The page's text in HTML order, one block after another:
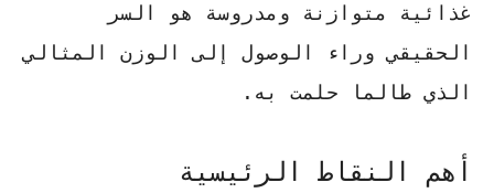
غذائية متوازنة ومدروسة هو السر
الحقيقي وراء الوصول إلى الوزن المثالي
الذي طالما حلمت به.
أهم النقاط الرئيسية